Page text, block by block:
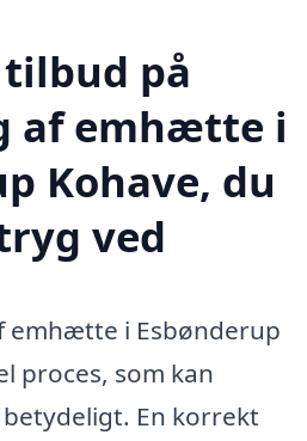
tilbud på
af emhætte i
Kohave, du
ved
emhætte i Esbønderup
proces, som kan
En korrekt